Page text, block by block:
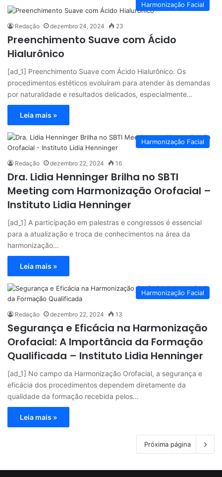
Harmonização Facial
Redação dezembro 24, 2024 23
Preenchimento Suave com Ácido
Hialurônico
[ad_1] Preenchimento Suave com Ácido Hialurônico. Os
procedimentos estéticos evoluíram para atender às demandas
por naturalidade e resultados delicados, especialmente…
Leia mais »
Harmonização Facial
Redação dezembro 22, 2024 16
Dra. Lidia Henninger Brilha no SBTI
Meeting com Harmonização Orofacial –
Instituto Lidia Henninger
[ad_1] A participação em palestras e congressos é essencial
para a atualização e troca de conhecimentos na área da
harmonização…
Leia mais »
Harmonização Facial
Redação dezembro 22, 2024 13
Segurança e Eficácia na Harmonização
Orofacial: A Importância da Formação
Qualificada – Instituto Lidia Henninger
[ad_1] No campo da Harmonização Orofacial, a segurança e
eficácia dos procedimentos dependem diretamente da
qualidade da formação recebida pelos…
Leia mais »
Próxima página